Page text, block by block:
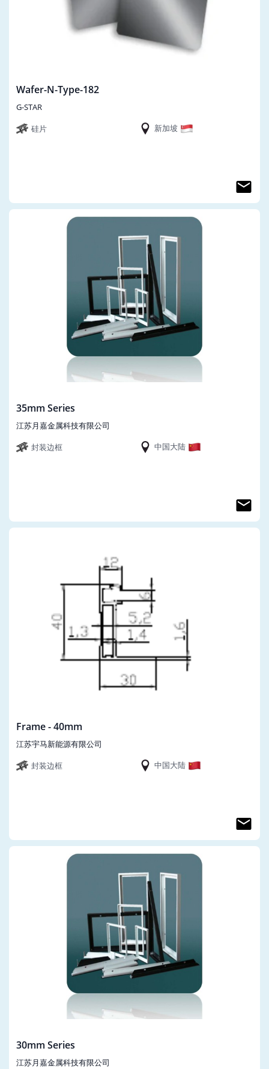
Wafer-N-Type-182
G-STAR
硅片
新加坡
35mm Series
江苏月嘉金属科技有限公司
封装边框
中国大陆
Frame - 40mm
江苏宇马新能源有限公司
封装边框
中国大陆
30mm Series
江苏月嘉金属科技有限公司